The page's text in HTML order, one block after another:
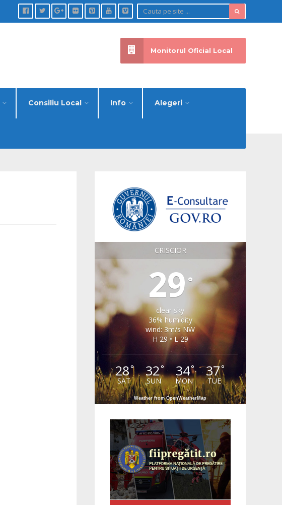
Consiliu Local Info Alegeri
Monitorul Oficial Local
CRISCIOR
29 °
clear sky
36% humidity
wind: 3m/s NW
H 29 • L 29
28°
SAT
32°
SUN
34°
MON
37°
TUE
Weather from OpenWeatherMap